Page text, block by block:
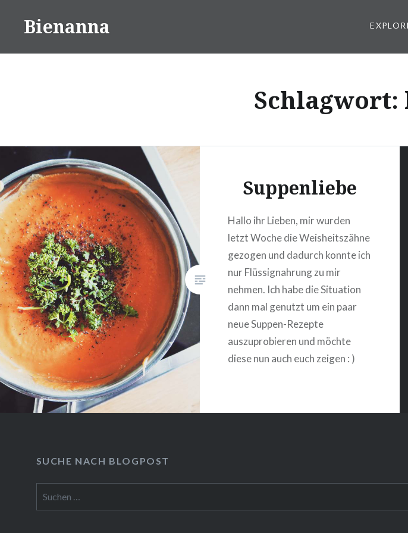
Bienanna
Schlagwort:
Suppenliebe
Hallo ihr Lieben, mir wurden
letzt Woche die Weisheitszähne
gezogen und dadurch konnte ich
nur Flüssignahrung zu mir
nehmen. Ich habe die Situation
dann mal genutzt um ein paar
neue Suppen-Rezepte
auszuprobieren und möchte
diese nun auch euch zeigen : )
SUCHE NACH BLOGPOST
nach: